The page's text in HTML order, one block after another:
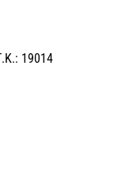
19014